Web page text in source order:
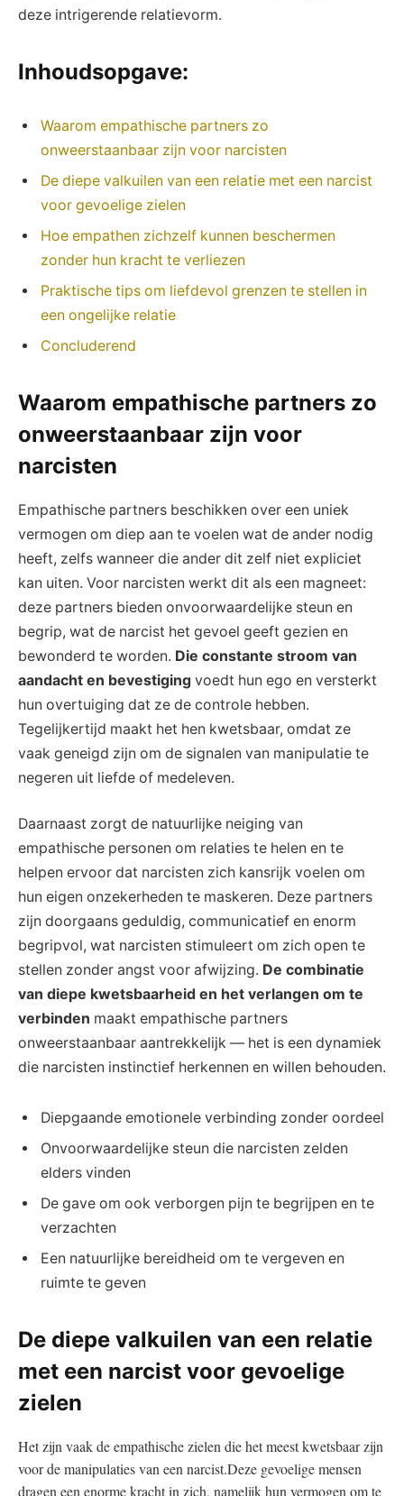
deze intrigerende relatievorm.
Inhoudsopgave:
Waarom empathische partners zo
onweerstaanbaar zijn voor narcisten
De diepe valkuilen van een relatie met een narcist
voor gevoelige zielen
Hoe empathen zichzelf kunnen beschermen
zonder hun kracht te verliezen
Praktische tips om liefdevol grenzen te stellen in
een ongelijke relatie
Concluderend
Waarom empathische partners zo
onweerstaanbaar zijn voor
narcisten
Empathische partners beschikken over een uniek
vermogen om diep aan te voelen wat de ander nodig
heeft, zelfs wanneer die ander dit zelf niet expliciet
kan uiten. Voor narcisten werkt dit als een magneet:
deze partners bieden onvoorwaardelijke steun en
begrip, wat de narcist het gevoel geeft gezien en
bewonderd te worden. Die constante stroom van
aandacht en bevestiging voedt hun ego en versterkt
hun overtuiging dat ze de controle hebben.
Tegelijkertijd maakt het hen kwetsbaar, omdat ze
vaak geneigd zijn om de signalen van manipulatie te
negeren uit liefde of medeleven.
Daarnaast zorgt de natuurlijke neiging van
empathische personen om relaties te helen en te
helpen ervoor dat narcisten zich kansrijk voelen om
hun eigen onzekerheden te maskeren. Deze partners
zijn doorgaans geduldig, communicatief en enorm
begripvol, wat narcisten stimuleert om zich open te
stellen zonder angst voor afwijzing. De combinatie
van diepe kwetsbaarheid en het verlangen om te
verbinden maakt empathische partners
onweerstaanbaar aantrekkelijk — het is een dynamiek
die narcisten instinctief herkennen en willen behouden.
Diepgaande emotionele verbinding zonder oordeel
Onvoorwaardelijke steun die narcisten zelden
elders vinden
De gave om ook verborgen pijn te begrijpen en te
verzachten
Een natuurlijke bereidheid om te vergeven en
ruimte te geven
De diepe valkuilen van een relatie
met een narcist voor gevoelige
zielen
Het zijn vaak de empathische zielen die het meest kwetsbaar zijn
voor de manipulaties van een narcist.Deze gevoelige mensen
dragen een enorme kracht in zich, namelijk hun vermogen om te